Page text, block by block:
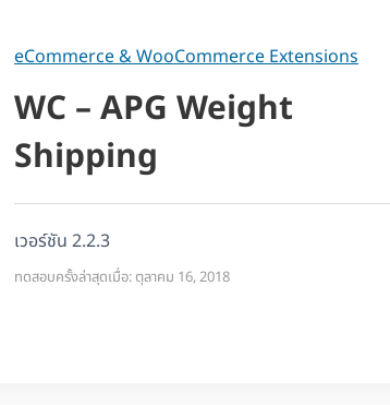
eCommerce & WooCommerce Extensions
WC – APG Weight
Shipping
เวอร์ชัน 2.2.3
ทดสอบครั้งล่าสุดเมื่อ: ตุลาคม 16, 2018